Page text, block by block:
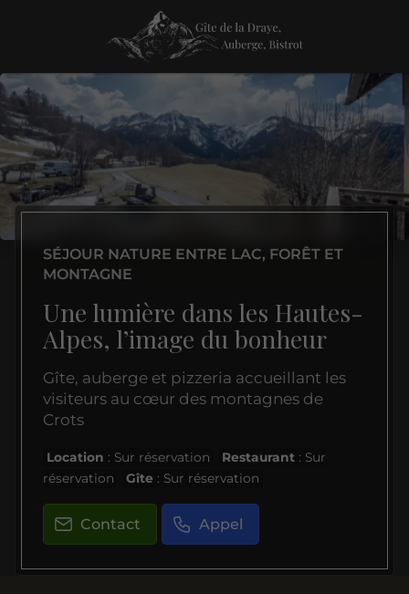
SÉJOUR NATURE ENTRE LAC, FORÊT ET
MONTAGNE
Une lumière dans les Hautes-
Alpes, l’image du bonheur
Gîte, auberge et pizzeria accueillant les
visiteurs au cœur des montagnes de
Crots
Location : Sur réservation Restaurant: Sur
réservation
Gîte : Sur réservation
Contact Appel